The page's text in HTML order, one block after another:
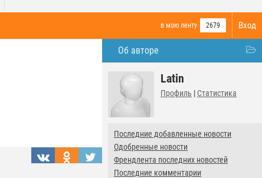
Вход
в мою ленту 2679
Об авторе
Latin
Профиль | Статистика
Последние добавленные новости
Одобренные новости
Френдлента последних новостей
Последние комментарии